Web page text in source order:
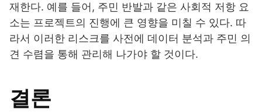
재한다. 예를 들어, 주민 반발과 같은 사회적 저항 요
소는 프로젝트의 진행에 큰 영향을 미칠 수 있다. 따
라서 이러한 리스크를 사전에 데이터 분석과 주민 의
견 수렴을 통해 관리해 나가야 할 것이다.
결론